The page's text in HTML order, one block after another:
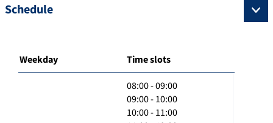
Schedule
Weekday Time slots
08:00 - 09:00
09:00 - 10:00
10:00 - 11:00